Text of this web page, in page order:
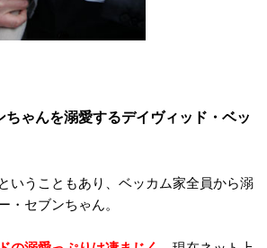
ちゃんを溺愛するデイヴィッド・ベッ
いうこともあり、ベッカム家全員から溺
・セブンちゃん。